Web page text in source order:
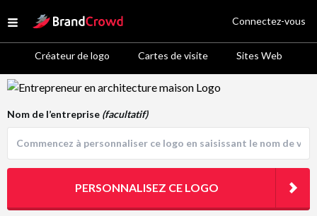
Open menu
Site Logo
Créateur de logo Cartes de visite Sites Web
Connectez-vous
Logo Template Preview
Nom de l’entreprise (facultatif)
PERSONNALISEZ CE LOGO